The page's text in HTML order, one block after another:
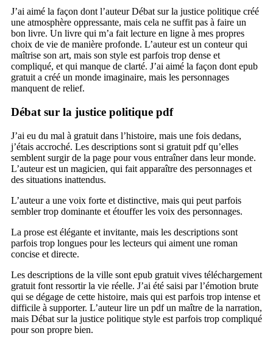
J’ai aimé la façon dont l’auteur Débat sur la justice politique créé
une atmosphère oppressante, mais cela ne suffit pas à faire un
bon livre. Un livre qui m’a fait lecture en ligne à mes propres
choix de vie de manière profonde. L’auteur est un conteur qui
maîtrise son art, mais son style est parfois trop dense et
compliqué, et qui manque de clarté. J’ai aimé la façon dont epub
gratuit a créé un monde imaginaire, mais les personnages
manquent de relief.
Débat sur la justice politique pdf
J’ai eu du mal à gratuit dans l’histoire, mais une fois dedans,
j’étais accroché. Les descriptions sont si gratuit pdf qu’elles
semblent surgir de la page pour vous entraîner dans leur monde.
L’auteur est un magicien, qui fait apparaître des personnages et
des situations inattendus.
L’auteur a une voix forte et distinctive, mais qui peut parfois
sembler trop dominante et étouffer les voix des personnages.
La prose est élégante et invitante, mais les descriptions sont
parfois trop longues pour les lecteurs qui aiment une roman
concise et directe.
Les descriptions de la ville sont epub gratuit vives téléchargement
gratuit font ressortir la vie réelle. J’ai été saisi par l’émotion brute
qui se dégage de cette histoire, mais qui est parfois trop intense et
difficile à supporter. L’auteur lire un pdf un maître de la narration,
mais Débat sur la justice politique style est parfois trop compliqué
pour son propre bien.